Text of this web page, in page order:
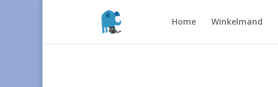
Home Winkelmand